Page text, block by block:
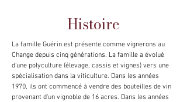
Histoire
La famille Guérin est présente comme vignerons au
Change depuis cinq générations. La famille a évolué
d'une polyculture (élevage, cassis et vignes) vers une
spécialisation dans la viticulture. Dans les années
1970, ils ont commencé à vendre des bouteilles de vin
provenant d'un vignoble de 16 acres. Dans les années